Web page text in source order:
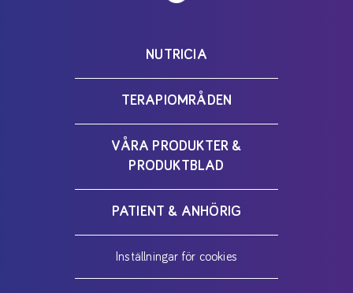
NUTRICIA
TERAPIOMRÅDEN
VÅRA PRODUKTER &
PRODUKTBLAD
PATIENT & ANHÖRIG
Inställningar för cookies